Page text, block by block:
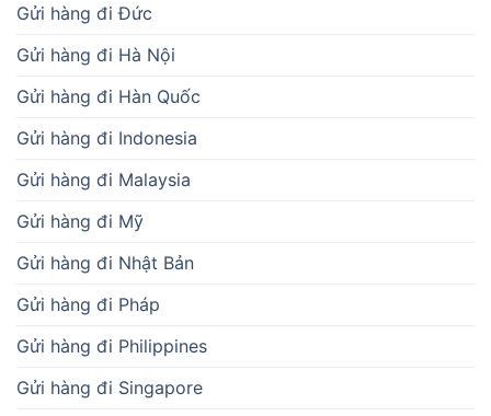
Gửi hàng đi Đức
Gửi hàng đi Hà Nội
Gửi hàng đi Hàn Quốc
Gửi hàng đi Indonesia
Gửi hàng đi Malaysia
Gửi hàng đi Mỹ
Gửi hàng đi Nhật Bản
Gửi hàng đi Pháp
Gửi hàng đi Philippines
Gửi hàng đi Singapore